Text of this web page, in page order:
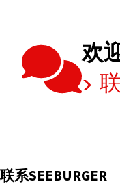
欢
联系SEEBURGER